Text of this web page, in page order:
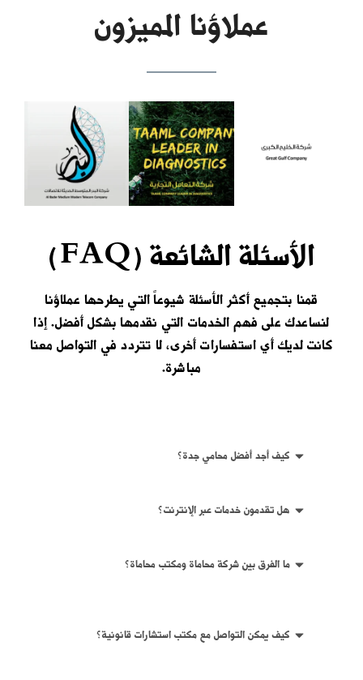
عملاؤنا المميزون
الأسئلة الشائعة (FAQ)
قمنا بتجميع أكثرالأسئلة شيوعاًالتي يطرحها عملاؤنا
لنساعدك على فهم الخدمات التي نقدمها بشكل أفضل. إذا
كانت لديك أي استفسارات أخرى، لا تتردد في التواصل معنا
مباشرة.
كيف أجد أفضل محامي جدة؟
هل تقدمون خدمات عبر الإنترنت؟
ما الفرق بين شركة محاماة ومكتب محاماة؟
كيف يمكن التواصل مع مكتب استشارات قانونية؟